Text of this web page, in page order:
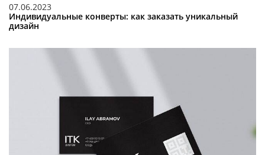
07.06.2023
Индивидуальные конверты: как заказать уникальный
дизайн